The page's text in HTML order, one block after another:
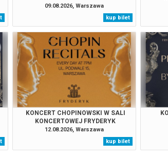
15.08.2026 , g. 17:30(sobota)
15.08.2026 , g. 19:00(sobota)
15.08.2026 , g. 20:55 (sobota)
16.08.2026 , g. 14:00(niedziela)
16.08.2026 , g. 15:30
09.08.2026, Warszawa
kup bilet
KONCERT CHOPINOWSKI W SALI
KONCERTOWEJ FRYDERYK
12.08.2026, Warszawa
kup bilet